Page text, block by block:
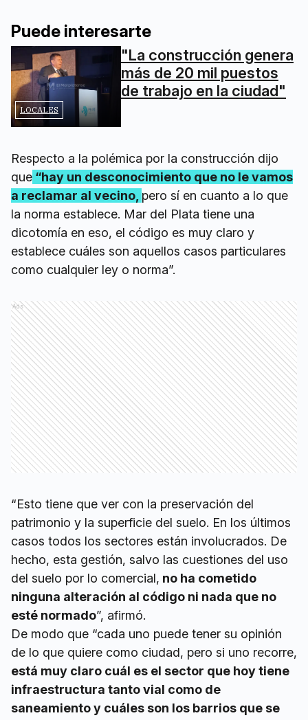
Puede interesarte
LOCALES
"La construcción genera
más de 20 mil puestos
de trabajo en la ciudad"
Respecto a la polémica por la construcción dijo
que “hay un desconocimiento que no le vamos
a reclamar al vecino, pero sí en cuanto a lo que
la norma establece. Mar del Plata tiene una
dicotomía en eso, el código es muy claro y
establece cuáles son aquellos casos particulares
como cualquier ley o norma”.
Ads
“Esto tiene que ver con la preservación del
patrimonio y la superficie del suelo. En los últimos
casos todos los sectores están involucrados. De
hecho, esta gestión, salvo las cuestiones del uso
del suelo por lo comercial, no ha cometido
ninguna alteración al código ni nada que no
esté normado”, afirmó.
De modo que “cada uno puede tener su opinión
de lo que quiere como ciudad, pero si uno recorre,
está muy claro cuál es el sector que hoy tiene
infraestructura tanto vial como de
saneamiento y cuáles son los barrios que se